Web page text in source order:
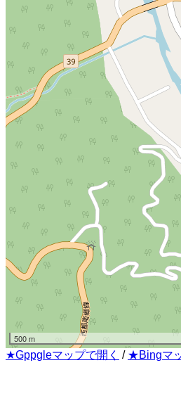
500 m
★Gppgleマップで開く / ★Bingマ